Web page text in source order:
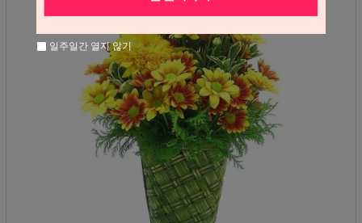
일주일간 열지 않기